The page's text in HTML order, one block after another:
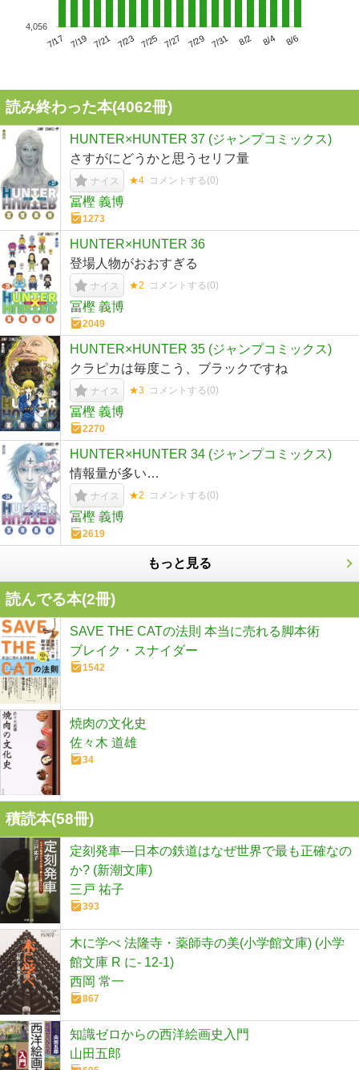
7/17 7/19 7/21 7/23 7/25 7/27 7/29 7/31 8/2 8/4 8/6
4,056
読み終わった本(4062冊)
HUNTER×HUNTER 37 (ジャンプコミックス)
さすがにどうかと思うセリフ量
ナイス ★4 コメントする(0)
冨樫 義博
1273
HUNTER×HUNTER 36
登場人物がおおすぎる
ナイス ★2 コメントする(0)
冨樫 義博
2049
HUNTER×HUNTER 35 (ジャンプコミックス)
クラピカは毎度こう、ブラックですね
ナイス ★3 コメントする(0)
冨樫 義博
2270
HUNTER×HUNTER 34 (ジャンプコミックス)
情報量が多い…
ナイス ★2 コメントする(0)
冨樫 義博
2619
もっと見る
読んでる本(2冊)
SAVE THE CATの法則 本当に売れる脚本術
ブレイク・スナイダー
1542
焼肉の文化史
佐々木 道雄
34
積読本(58冊)
定刻発車―日本の鉄道はなぜ世界で最も正確なの
か? (新潮文庫)
三戸 祐子
393
木に学べ 法隆寺・薬師寺の美(小学館文庫) (小学
館文庫 R に- 12-1)
西岡 常一
867
知識ゼロからの西洋絵画史入門
山田五郎